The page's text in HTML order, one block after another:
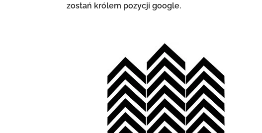
zostań królem pozycji google.